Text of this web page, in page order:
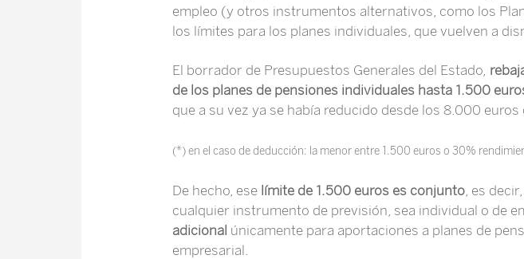
empleo (y otros instrumentos alternativos, como los
los límites para los planes individuales, que vuelven a
El borrador de Presupuestos Generales del Estado,
de los planes de pensiones individuales hasta 1.500
que a su vez ya se había reducido desde los 8.000
(*) en el caso de deducción: la menor entre 1.500 euros o 30%
De hecho, ese límite de 1.500 euros es conjunto, es
cualquier instrumento de previsión, sea individual o de
adicional únicamente para aportaciones a planes de
empresarial.